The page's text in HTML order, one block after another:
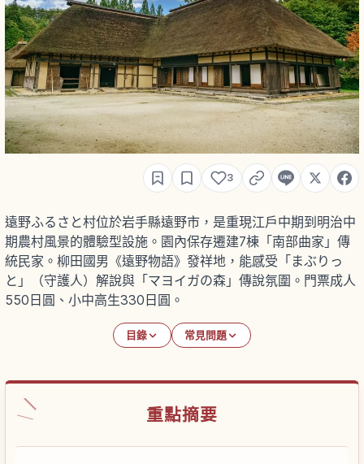
3
遠野ふるさと村位於岩手縣遠野市，是重現江戶中期到明治中
期農村風景的體驗型設施。園內保存遷建7棟「南部曲家」傳
統民家。柳田國男《遠野物語》發祥地，能感受「まぶりっ
と」（守護人）解說與「マヨイガの森」傳說氛圍。門票成人
550日圓、小中高生330日圓。
目錄 常見問題
重點摘要